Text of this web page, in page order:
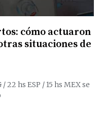
cómo actuaron
situaciones de
22 hs ESP / 15 hs MEX se